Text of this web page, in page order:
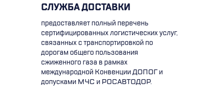
СЛУЖБА ДОСТАВКИ
предоставляет полный перечень
сертифицированных логистических услуг,
связанных с транспортировкой по
дорогам общего пользования
сжиженного газа в рамках
международной Конвенции ДОПОГ и
допусками МЧС и РОСАВТОДОР.